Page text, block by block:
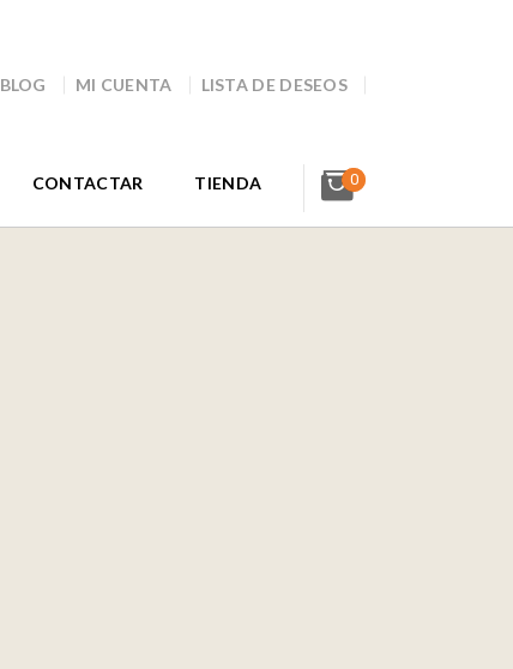
BLOG MI CUENTA LISTA DE DESEOS
CONTACTAR TIENDA 0